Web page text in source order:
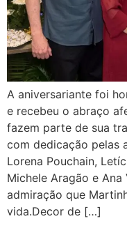
A aniversariante foi
e recebeu o abraço
fazem parte de sua
com dedicação pelas
Lorena Pouchain,
Michele Aragão e
admiração que
vida.Decor de […]